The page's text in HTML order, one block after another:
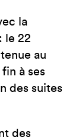
la
le 22
au
à ses
des suites
des